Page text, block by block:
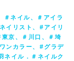
＃ネイル、＃アイラ
イリスト、#アイリ
京、＃川口、＃埼
ンカラー、#グラデ
ネイル．＃ネイルク